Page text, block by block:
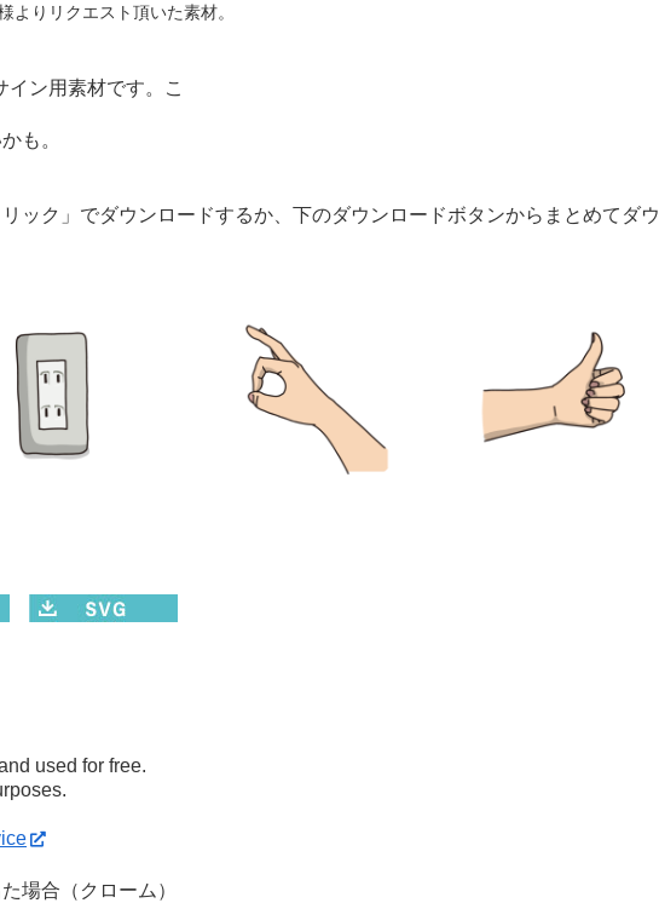
よりリクエスト頂いた素材。
ン用素材です。こ
も。
ック」でダウンロードするか、下のダウンロードボタンからまとめてダウ
used for free.
場合（クローム）